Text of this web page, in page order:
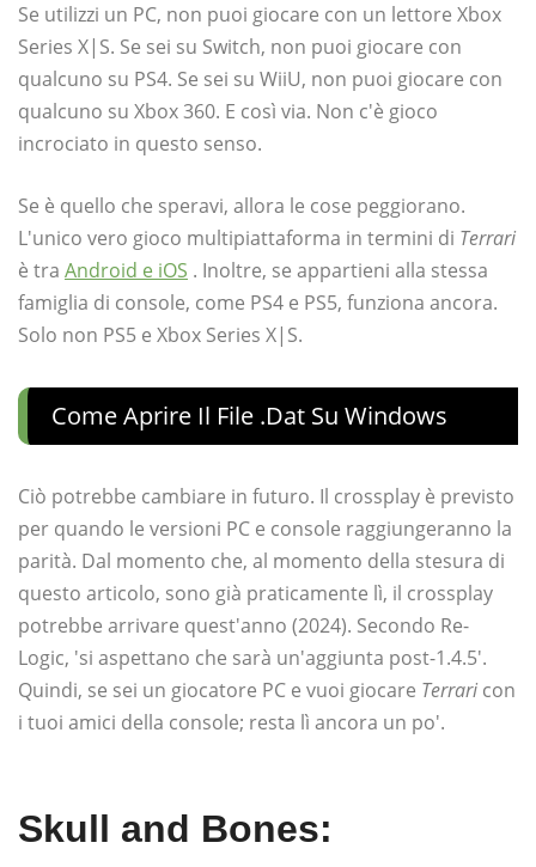
Se utilizzi un PC, non puoi giocare con un lettore Xbox
Series X|S. Se sei su Switch, non puoi giocare con
qualcuno su PS4. Se sei su WiiU, non puoi giocare con
qualcuno su Xbox 360. E così via. Non c'è gioco
incrociato in questo senso.
Se è quello che speravi, allora le cose peggiorano.
L'unico vero gioco multipiattaforma in termini di Terrari
è tra Android e iOS . Inoltre, se appartieni alla stessa
famiglia di console, come PS4 e PS5, funziona ancora.
Solo non PS5 e Xbox Series X|S.
Come Aprire Il File .dat Su Windows
Ciò potrebbe cambiare in futuro. Il crossplay è previsto
per quando le versioni PC e console raggiungeranno la
parità. Dal momento che, al momento della stesura di
questo articolo, sono già praticamente lì, il crossplay
potrebbe arrivare quest'anno (2024). Secondo Re-
Logic, 'si aspettano che sarà un'aggiunta post-1.4.5'.
Quindi, se sei un giocatore PC e vuoi giocare Terrari con
i tuoi amici della console; resta lì ancora un po'.
Skull and Bones: